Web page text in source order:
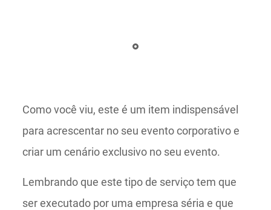
Como você viu, este é um item indispensável
para acrescentar no seu evento corporativo e
criar um cenário exclusivo no seu evento.
Lembrando que este tipo de serviço tem que
ser executado por uma empresa séria e que